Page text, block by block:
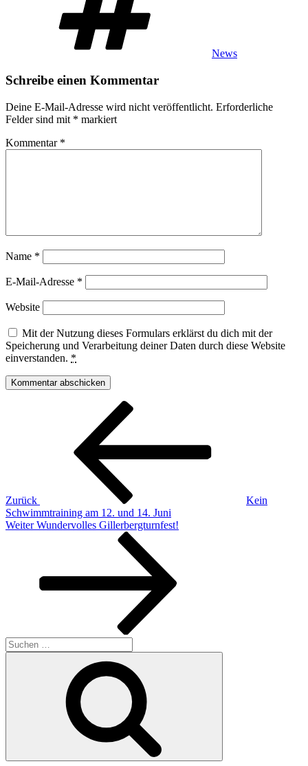
News
Schreibe einen Kommentar
Deine E-Mail-Adresse wird nicht veröffentlicht. Erforderliche
Felder sind mit * markiert
Kommentar *
Name *
E-Mail-Adresse *
Website
Mit der Nutzung dieses Formulars erklärst du dich mit der
Speicherung und Verarbeitung deiner Daten durch diese Website
einverstanden. *
Beitragsnavigation
Zurück
Kein
Schwimmtraining am 12. und 14. Juni
Nächster
Weiter Wundervolles Gillerbergturnfest!
Suchen
nach: